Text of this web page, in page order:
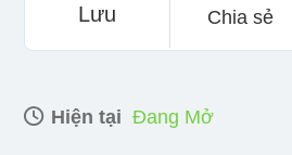
Lưu Chia sẻ
Hiện tại Đang Mở